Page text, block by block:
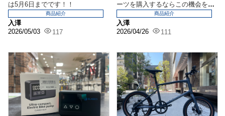
は5月6日までです！！
入澤
2026/05/03
117
商品紹介
ーツを購入するならこの機会を逃
さないでください！！
入澤
2026/04/26
111
商品紹介